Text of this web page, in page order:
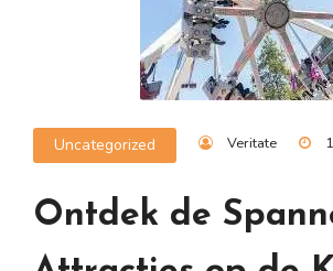
Uncategorized Veritate
Ontdek de